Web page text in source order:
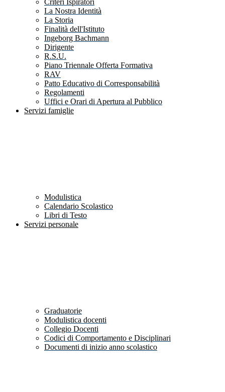
Criteri Ispiratori
La Nostra Identità
La Storia
Finalità dell'Istituto
Ingeborg Bachmann
Dirigente
R.S.U.
Piano Triennale Offerta Formativa
RAV
Patto Educativo di Corresponsabilità
Regolamenti
Uffici e Orari di Apertura al Pubblico
Servizi famiglie
Modulistica
Calendario Scolastico
Libri di Testo
Servizi personale
Graduatorie
Modulistica docenti
Collegio Docenti
Codici di Comportamento e Disciplinari
Documenti di inizio anno scolastico